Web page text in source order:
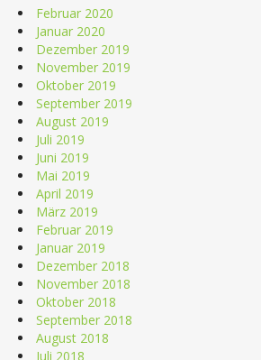
Februar 2020
Januar 2020
Dezember 2019
November 2019
Oktober 2019
September 2019
August 2019
Juli 2019
Juni 2019
Mai 2019
April 2019
März 2019
Februar 2019
Januar 2019
Dezember 2018
November 2018
Oktober 2018
September 2018
August 2018
Juli 2018